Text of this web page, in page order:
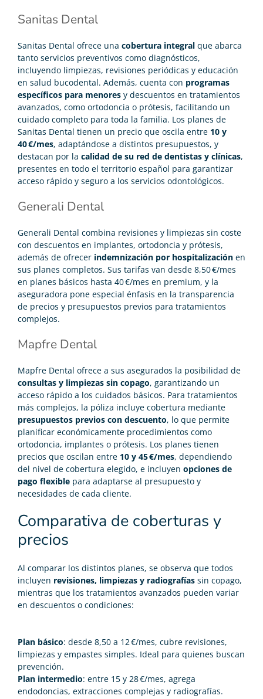
Sanitas Dental
Sanitas Dental ofrece una cobertura integral que abarca
tanto servicios preventivos como diagnósticos,
incluyendo limpiezas, revisiones periódicas y educación
en salud bucodental. Además, cuenta con programas
específicos para menores y descuentos en tratamientos
avanzados, como ortodoncia o prótesis, facilitando un
cuidado completo para toda la familia. Los planes de
Sanitas Dental tienen un precio que oscila entre 10 y
40 €/mes, adaptándose a distintos presupuestos, y
destacan por la calidad de su red de dentistas y clínicas,
presentes en todo el territorio español para garantizar
acceso rápido y seguro a los servicios odontológicos.
Generali Dental
Generali Dental combina revisiones y limpiezas sin coste
con descuentos en implantes, ortodoncia y prótesis,
además de ofrecer indemnización por hospitalización en
sus planes completos. Sus tarifas van desde 8,50 €/mes
en planes básicos hasta 40 €/mes en premium, y la
aseguradora pone especial énfasis en la transparencia
de precios y presupuestos previos para tratamientos
complejos.
Mapfre Dental
Mapfre Dental ofrece a sus asegurados la posibilidad de
consultas y limpiezas sin copago, garantizando un
acceso rápido a los cuidados básicos. Para tratamientos
más complejos, la póliza incluye cobertura mediante
presupuestos previos con descuento, lo que permite
planificar económicamente procedimientos como
ortodoncia, implantes o prótesis. Los planes tienen
precios que oscilan entre 10 y 45 €/mes, dependiendo
del nivel de cobertura elegido, e incluyen opciones de
pago flexible para adaptarse al presupuesto y
necesidades de cada cliente.
Comparativa de coberturas y
precios
Al comparar los distintos planes, se observa que todos
incluyen revisiones, limpiezas y radiografías sin copago,
mientras que los tratamientos avanzados pueden variar
en descuentos o condiciones:
Plan básico: desde 8,50 a 12 €/mes, cubre revisiones,
limpiezas y empastes simples. Ideal para quienes buscan
prevención.
Plan intermedio: entre 15 y 28 €/mes, agrega
endodoncias, extracciones complejas y radiografías.